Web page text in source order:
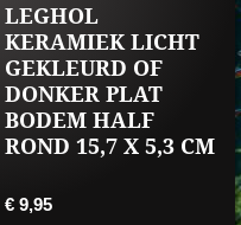
LEGHOL
KERAMIEK LICHT
GEKLEURD OF
DONKER PLAT
BODEM HALF
ROND 15,7 X 5,3 CM
€ 9,95